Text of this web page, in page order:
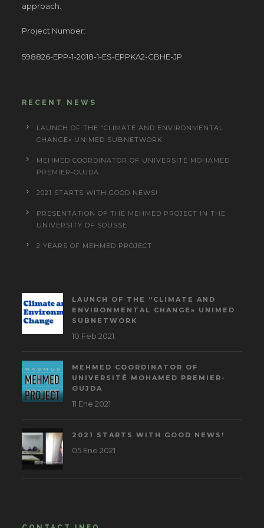
approach.
Project Number:
598826-EPP-1-2018-1-ES-EPPKA2-CBHE-JP
RECENT NEWS
LAUNCH OF THE “CLIMATE AND ENVIRONMENTAL
CHANGE» UNIMED SUBNETWORK
MEHMED COORDINATOR OF UNIVERSITÉ MOHAMED
PREMIER-OUJDA
2021 STARTS WITH GOOD NEWS!
PRESENTATION OF THE MEHMED PROJECT IN THE
UNIVERSITY OF SOUSSE
2 YEARS OF MEHMED PROJECT
LAUNCH OF THE “CLIMATE AND
ENVIRONMENTAL CHANGE» UNIMED
SUBNETWORK
10 Feb 2021
MEHMED COORDINATOR OF
UNIVERSITÉ MOHAMED PREMIER-
OUJDA
11 Ene 2021
2021 STARTS WITH GOOD NEWS!
05 Ene 2021